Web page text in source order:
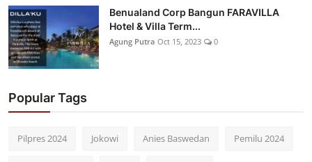
Benualand Corp Bangun FARAVILLA
Hotel & Villa Term...
Agung Putra Oct 15, 2023 0
Popular Tags
Pilpres 2024 Jokowi Anies Baswedan Pemilu 2024